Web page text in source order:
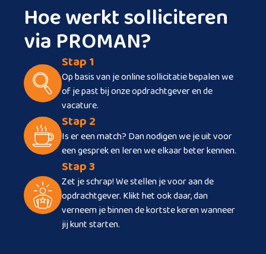
Hoe werkt solliciteren
via PROMAN?
Stap 1
Op basis van je online sollicitatie bepalen we
of je past bij onze opdrachtgever en de
vacature.
Stap 2
Is er een match? Dan nodigen we je uit voor
een gesprek en leren we elkaar beter kennen.
Stap 3
Zet je schrap! We stellen je voor aan de
opdrachtgever. Klikt het ook daar, dan
verneem je binnen de kortste keren wanneer
jij kunt starten.